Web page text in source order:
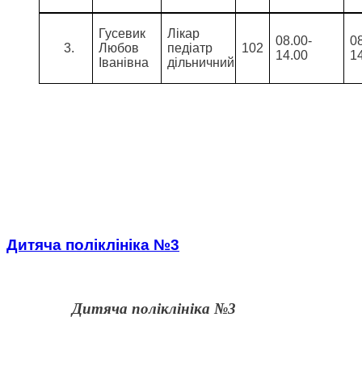
Гусевик
Любов
Іванівна
Лікар
педіатр
дільничний
102
08.00-
14.00
Дитяча поліклініка №3
Дитяча поліклініка №3